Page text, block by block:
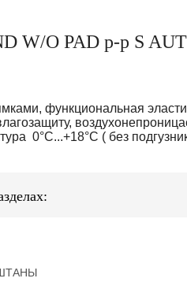
W/O PAD р-р S
функциональная
0°С...+18°С ( без